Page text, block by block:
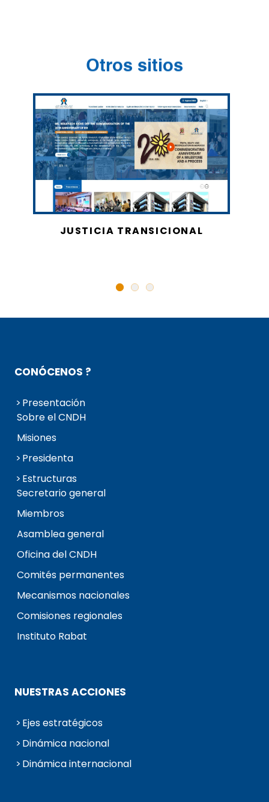
Otros sitios
JUSTICIA TRANSICIONAL
CONÓCENOS ?
Presentación
Sobre el CNDH
Misiones
Presidenta
Estructuras
Secretario general
Miembros
Asamblea general
Oficina del CNDH
Comités permanentes
Mecanismos nacionales
Comisiones regionales
Instituto Rabat
NUESTRAS ACCIONES
Ejes estratégicos
Dinámica nacional
Dinámica internacional